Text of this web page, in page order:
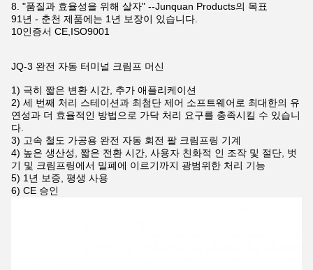
8. "품질과 효율성을 위해 살자" --Junquan Products의 목표
91년 - 춘천 제품에는 1년 보장이 있습니다.
10인증서 CE,ISO9001
JQ-3 완전 자동 터미널 크림프 머신
1) 극히 짧은 변환 시간, 추가 애플리케이션
2) 세 번째 처리 스테이션과 최첨단 제어 소프트웨어로 최대한의 유
연성과 더 효율적인 방법으로 가닥 처리 요구를 충족시킬 수 있습니
다.
3) 고속 철도 가공용 완전 자동 회전 팔 크림프링 기계
4) 높은 생산성, 짧은 전환 시간, 사용자 친화적 인 조작 및 절단, 벗
기 및 크림프링에서 밀폐에 이르기까지 광범위한 처리 기능
5) 1년 보증, 평생 사용
6) CE 승인